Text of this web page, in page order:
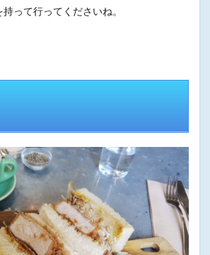
って行ってくださいね。